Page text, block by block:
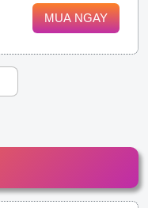
MUA NGAY